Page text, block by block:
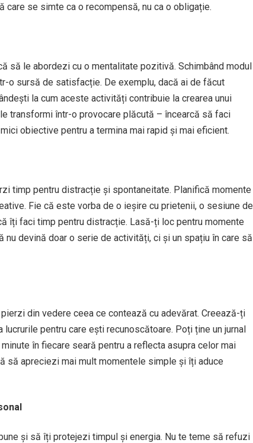
care se simte ca o recompensă, nu ca o obligație.
să le abordezi cu o mentalitate pozitivă. Schimbând modul
o sursă de satisfacție. De exemplu, dacă ai de făcut
la cum aceste activități contribuie la crearea unui
transformi într-o provocare plăcută – încearcă să faci
obiective pentru a termina mai rapid și mai eficient.
timp pentru distracție și spontaneitate. Planifică momente
Fie că este vorba de o ieșire cu prietenii, o sesiune de
îți faci timp pentru distracție. Lasă-ți loc pentru momente
devină doar o serie de activități, ci și un spațiu în care să
din vedere ceea ce contează cu adevărat. Creează-ți
pentru care ești recunoscătoare. Poți ține un jurnal
în fiecare seară pentru a reflecta asupra celor mai
să apreciezi mai mult momentele simple și îți aduce
și să îți protejezi timpul și energia. Nu te teme să refuzi